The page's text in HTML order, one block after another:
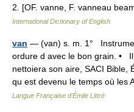
2. [OF. vanne, F. vanneau
International Dictionary of English
van — (van) s. m. 1°
ordure d avec le bon grain. •
nettoiera son aire, SACI Bible,
qu est devenu le temps où
Langue Française d'Émile Littré